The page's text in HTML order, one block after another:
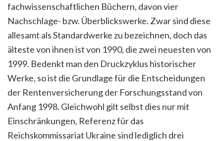
fachwissenschaftlichen Büchern, davon vier
Nachschlage- bzw. Überblickswerke. Zwar sind diese
allesamt als Standardwerke zu bezeichnen, doch das
älteste von ihnen ist von 1990, die zwei neuesten von
1999. Bedenkt man den Druckzyklus historischer
Werke, so ist die Grundlage für die Entscheidungen
der Rentenversicherung der Forschungsstand von
Anfang 1998. Gleichwohl gilt selbst dies nur mit
Einschränkungen, Referenz für das
Reichskommissariat Ukraine sind lediglich drei